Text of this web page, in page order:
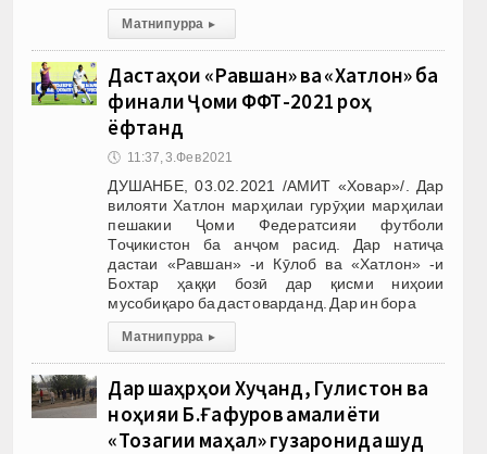
Матни пурра ▸
Дастаҳои «Равшан» ва «Хатлон» ба
финали Ҷоми ФФТ-2021 роҳ
ёфтанд
🕔 11:37, 3.Фев 2021
ДУШАНБЕ, 03.02.2021 /АМИТ «Ховар»/. Дар
вилояти Хатлон марҳилаи гурӯҳии марҳилаи
пешакии Ҷоми Федератсияи футболи
Тоҷикистон ба анҷом расид. Дар натиҷа
дастаи «Равшан» -и Кӯлоб ва «Хатлон» -и
Бохтар ҳаққи бозӣ дар қисми ниҳоии
мусобиқаро ба даст оварданд. Дар ин бора
Матни пурра ▸
Дар шаҳрҳои Хуҷанд, Гулистон ва
ноҳияи Б.Ғафуров амалиёти
«Тозагии маҳал» гузаронида шуд